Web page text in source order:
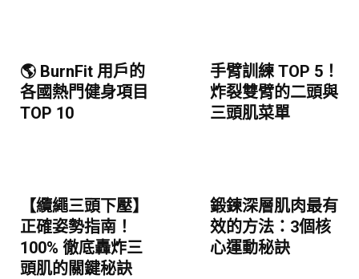
🌎 BurnFit 用戶的
各國熱門健身項目
TOP 10
手臂訓練 TOP 5！
炸裂雙臂的二頭與
三頭肌菜單
【纜繩三頭下壓】
正確姿勢指南！
100% 徹底轟炸三
頭肌的關鍵秘訣
鍛鍊深層肌肉最有
效的方法：3個核
心運動秘訣